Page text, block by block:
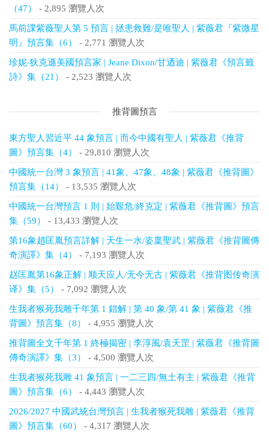
（47）
- 2,895 瀏覽人次
馬前課紫薇聖人第 5 預言 | 拯患救難/是唯聖人 | 紫薇君『紫微星
明』預言集（6）
- 2,771 瀏覽人次
珍妮‧狄克遜美國預言家 | Jeane Dixon/甘迺迪 | 紫薇君《預言籤
詩》集（21）
- 2,523 瀏覽人次
推背圖預言
東方聖人習近平 44 象預言 | 而今中國有聖人 | 紫薇君《推背
圖》預言集（4）
- 29,810 瀏覽人次
中國統一台灣 3 象預言 | 41象、47象、48象 | 紫薇君《推背圖》
預言集（14）
- 13,535 瀏覽人次
中國統一台灣預言 1 則 | 始艱危/終克定 | 紫薇君《推背圖》預言
集（59）
- 13,433 瀏覽人次
第16象趙匡胤預言詳解 | 天生一水/姿稟聖武 | 紫薇君《推背圖傳
奇演譯》集（4）
- 7,193 瀏覽人次
赵匡胤第16象正解 | 顺天应人/无今无古 | 紫薇君《推背图传奇演
译》集（5）
- 7,092 瀏覽人次
生我者猴死我雕千年第 1 錯解 | 第 40 象/第 41 象 | 紫薇君《推
背圖》預言集（8）
- 4,955 瀏覽人次
推背圖全文千年第 1 終極揭密 | 李淳風/袁天罡 | 紫薇君《推背圖
傳奇演譯》集（3）
- 4,500 瀏覽人次
生我者猴死我雕 41 象預言 | 一二三四/無土有主 | 紫薇君《推背
圖》預言集（6）
- 4,443 瀏覽人次
2026/2027 中國武統台灣預言 | 生我者猴死我雕 | 紫薇君《推背
圖》預言集（60）
- 4,317 瀏覽人次